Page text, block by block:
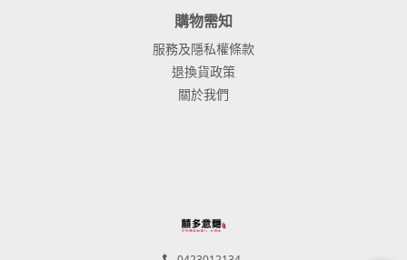
購物需知
服務及隱私權條款
退換貨政策
關於我們